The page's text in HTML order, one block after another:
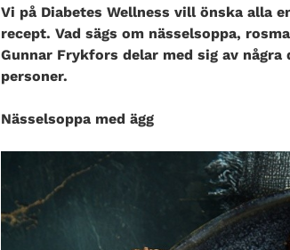
Vi på Diabetes Wellness vill önska alla
recept. Vad sägs om nässelsoppa,
Gunnar Frykfors delar med sig av
personer.
Nässelsoppa med ägg